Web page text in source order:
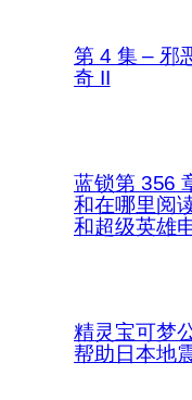
第 4 集 – 邪
奇 II
蓝锁第 356
和在哪里阅
和超级英雄
精灵宝可梦
帮助日本地